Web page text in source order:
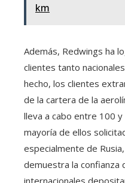
km
Además, Redwings ha
clientes tanto
hecho, los clientes
de la cartera de la
lleva a cabo entre 100
mayoría de ellos
especialmente de
demuestra la confianza